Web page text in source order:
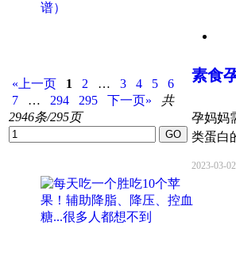
素食
孕妈妈
类蛋白
2023-03-02
«上一页 1 2 … 3 4 5
6
7
… 294 295 下一页»
共
2946条/295页